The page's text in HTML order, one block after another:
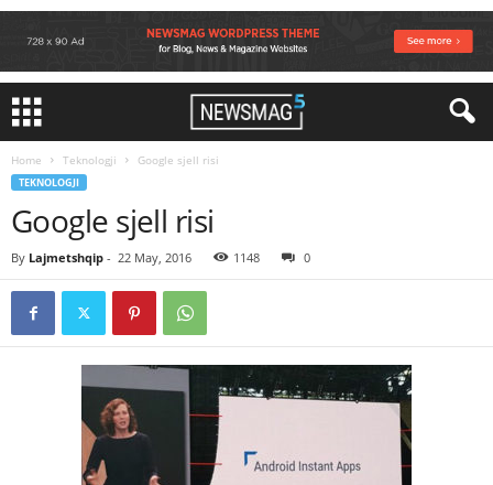
Home Teknologji Google sjell risi
TEKNOLOGJI
Google sjell risi
By Lajmetshqip - 22 May, 2016 1148 0